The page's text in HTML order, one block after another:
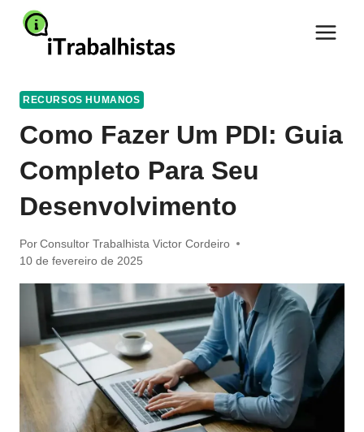
Pular
para
RECURSOS HUMANOS
Como Fazer Um PDI: Guia
Completo Para Seu
Desenvolvimento
Por Consultor Trabalhista Victor Cordeiro
10 de fevereiro de 2025